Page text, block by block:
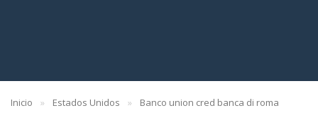
Inicio Estados Unidos Banco union cred banca di roma